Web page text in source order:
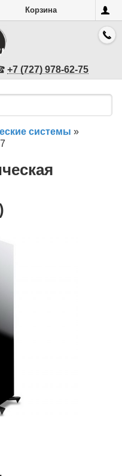
Корзина
+7 (727) 978-62-75
системы »